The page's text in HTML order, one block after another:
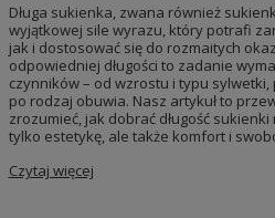
Długa sukienka, zwana również
wyjątkowej sile wyrazu, który potrafi
jak i dostosować się do rozmaitych
odpowiedniej długości to zadanie
czynników – od wzrostu i typu
po rodzaj obuwia. Nasz artykuł to
zrozumieć, jak dobrać długość
tylko estetykę, ale także komfort i
Czytaj więcej